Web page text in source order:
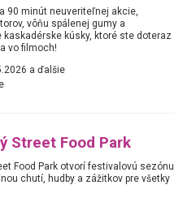
90 minút neuveriteľnej akcie,
vôňu spálenej gumy a
kaskadérske kúsky, ktoré ste doteraz
vo filmoch!
a ďalšie
Street Food Park
Food Park otvorí festivalovú sezónu
chutí, hudby a zážitkov pre všetky